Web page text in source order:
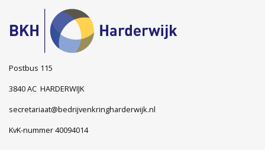
Postbus 115
3840 AC HARDERWIJK
secretariaat@bedrijvenkringharderwijk.nl
KvK-nummer 40094014